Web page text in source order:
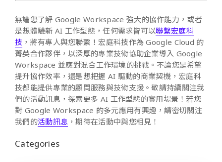
無論您了解 Google Workspace 強大的協作能力，或者
是想體驗新 AI 工作型態，任何需求皆可以聯繫宏庭科
技 ，將有專人與您聯繫！宏庭科技作為 Google Cloud 的
菁英合作夥伴，以深厚的專業技術協助企業導入 Google
Workspace 並應對混合工作環境的挑戰。不論您是希望
提升協作效率，還是想把握 AI 驅動的商業契機，宏庭科
技都能提供專業的顧問服務與技術支援。敬請持續關注我
們的活動訊息，探索更多 AI 工作型態的實用場景！若您
對 Google Workspace 的多元應用有興趣，請密切關注
我們的活動訊息 ，期待在活動中與您相見！
Categories